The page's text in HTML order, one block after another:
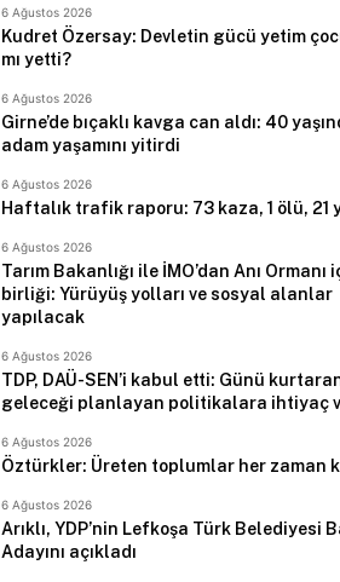
6 Ağustos 2026
Kudret Özersay: Devletin gücü yetim
mı yetti?
6 Ağustos 2026
Girne’de bıçaklı kavga can aldı: 40
adam yaşamını yitirdi
6 Ağustos 2026
Haftalık trafik raporu: 73 kaza, 1 ölü, 21
6 Ağustos 2026
Tarım Bakanlığı ile İMO’dan Anı Ormanı
birliği: Yürüyüş yolları ve sosyal alanlar
yapılacak
6 Ağustos 2026
TDP, DAÜ-SEN’i kabul etti: Günü
geleceği planlayan politikalara ihtiyaç
6 Ağustos 2026
Öztürkler: Üreten toplumlar her zaman
6 Ağustos 2026
Arıklı, YDP’nin Lefkoşa Türk Belediyesi
Adayını açıkladı